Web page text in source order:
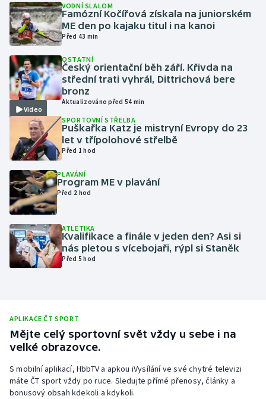
Jezdectví
Judo
Krasobruslení
Lezení
Lyže a snowboard
Moderní pětiboj
Motorsport
Parasport
Ragby
Rychlobruslení
Rychlostní kanoistika
VODNÍ SLALOM
Famózní Kočířová získala na juniorském
ME den po kajaku titul i na kanoi
Před 43 min
Video
OSTATNÍ
Český orientační běh září. Křivda na
střední trati vyhrál, Dittrichová bere
bronz
Aktualizováno před 54 min
SPORTOVNÍ STŘELBA
Puškařka Katz je mistryní Evropy do 23
let v třípolohové střelbě
Před 1 hod
PLAVÁNÍ
Program ME v plavání
Před 2 hod
ATLETIKA
Kvalifikace a finále v jeden den? Asi si
nás pletou s vícebojaři, rýpl si Staněk
Před 5 hod
APLIKACE ČT SPORT
Mějte celý sportovní svět vždy u sebe i na
velké obrazovce.
S mobilní aplikací, HbbTV a apkou iVysílání ve své chytré televizi
máte ČT sport vždy po ruce. Sledujte přímé přenosy, články a
bonusový obsah kdekoli a kdykoli.